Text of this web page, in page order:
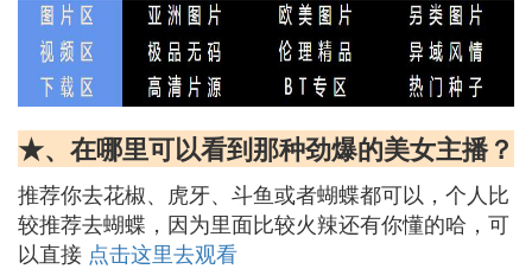
★、在哪里可以看到那种劲爆的美女主播？
推荐你去花椒、虎牙、斗鱼或者蝴蝶都可以，个人比
较推荐去蝴蝶，因为里面比较火辣还有你懂的哈，可
以直接 点击这里去观看